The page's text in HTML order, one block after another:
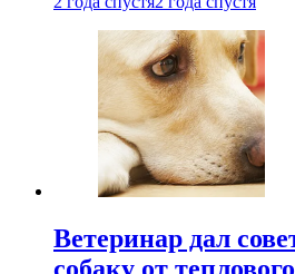
Ветеринар дал
собаку от